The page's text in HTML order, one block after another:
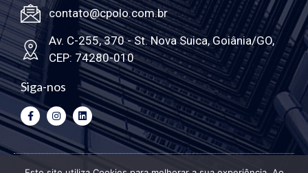
contato@cpolo.com.br
Av. C-255, 370 - St. Nova Suica, Goiânia/GO,
CEP: 74280-010
Siga-nos